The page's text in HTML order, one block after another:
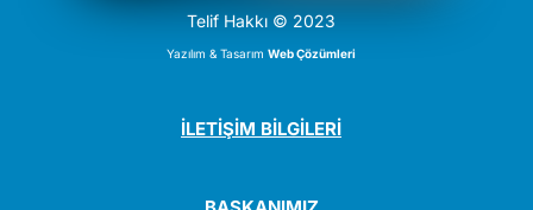
Telif Hakkı © 2023
Yazılım & TasarımWeb Çözümleri
İLETİŞİM BİLGİLERİ